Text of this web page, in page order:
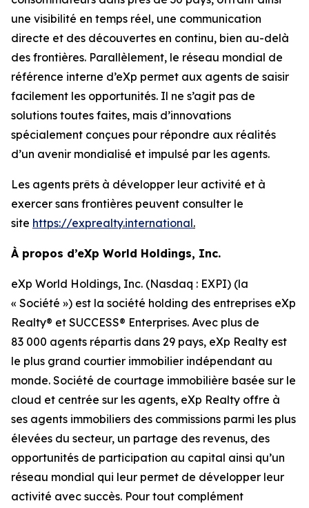
une visibilité en temps réel, une communication
directe et des découvertes en continu, bien au-delà
des frontières. Parallèlement, le réseau mondial de
référence interne d’eXp permet aux agents de saisir
facilement les opportunités. Il ne s’agit pas de
solutions toutes faites, mais d’innovations
spécialement conçues pour répondre aux réalités
d’un avenir mondialisé et impulsé par les agents.
Les agents prêts à développer leur activité et à
exercer sans frontières peuvent consulter le
site https://exprealty.international.
À propos d’eXp World Holdings, Inc.
eXp World Holdings, Inc. (Nasdaq : EXPI) (la
« Société ») est la société holding des entreprises eXp
Realty® et SUCCESS® Enterprises. Avec plus de
83 000 agents répartis dans 29 pays, eXp Realty est
le plus grand courtier immobilier indépendant au
monde. Société de courtage immobilière basée sur le
cloud et centrée sur les agents, eXp Realty offre à
ses agents immobiliers des commissions parmi les plus
élevées du secteur, un partage des revenus, des
opportunités de participation au capital ainsi qu’un
réseau mondial qui leur permet de développer leur
activité avec succès. Pour tout complément